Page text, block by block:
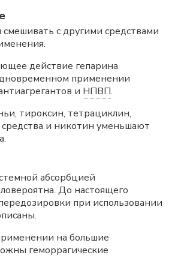
с другими средствами
действие гепарина
применении
и НПВП.
тироксин, тетрациклин,
и никотин уменьшают
абсорбцией
До настоящего
при использовании
на большие
геморрагические